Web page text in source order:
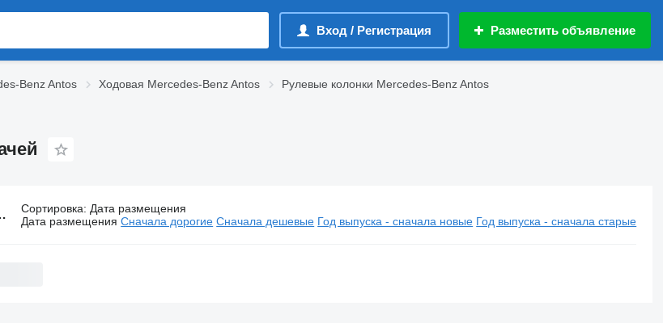
Вход / Регистрация Разместить объявление
Benz Antos Ходовая Mercedes-Benz Antos
Рулевые колонки Mercedes-Benz Antos
Сортировка: Дата размещения
Дата размещения Сначала дорогие Сначала дешевые Год выпуска - сначала новые Год выпуска - сначала старые